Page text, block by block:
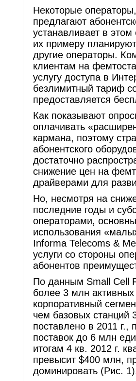
Некоторые
предлагают
устанавливает в
их примеру
другие операторы.
клиентам на
услугу доступа в
безлимитный тариф
предоставляется
Как показывают
оплачивать
кармана, поэтому
абонентского
достаточно
снижение цен на
драйверами для
Но, несмотря на
последние годы и
операторами,
использования
Informa Telecoms &
услуги со стороны
абонентов
По данным Small Cell
более 3 млн
корпоративный
чем базовых
поставлено в 2011 г.,
поставок до 6 млн
итогам 4 кв. 2012 г.
превысит $400 млн,
доминировать (Рис.